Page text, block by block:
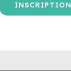
INSCRIPTION